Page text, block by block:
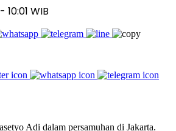
- 10:01 WIB